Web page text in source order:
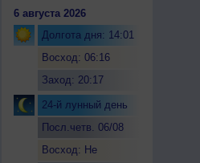
6 августа 2026
Долгота дня: 14:01
Восход: 06:16
Заход: 20:17
24-й лунный день
Посл.четв. 06/08
Восход: Не